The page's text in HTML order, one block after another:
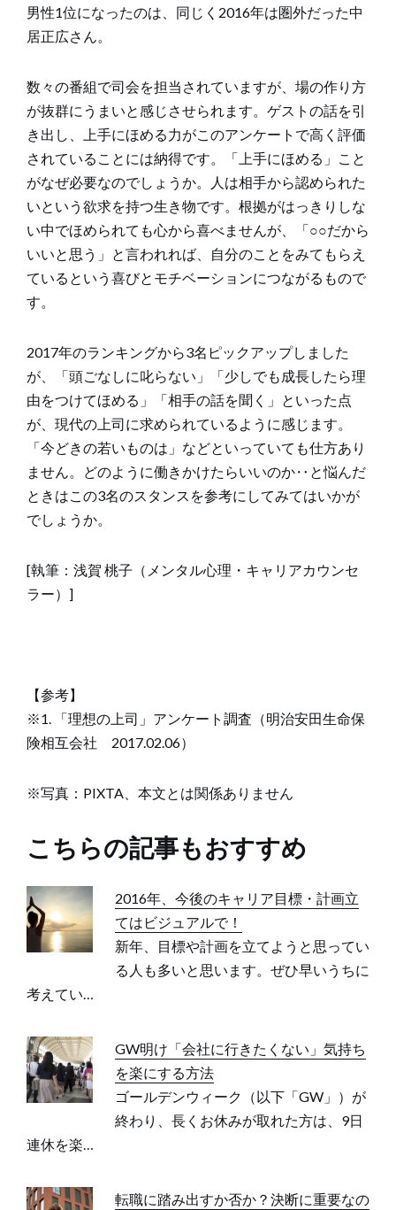
男性1位になったのは、同じく2016年は圏外だった中
居正広さん。
数々の番組で司会を担当されていますが、場の作り方
が抜群にうまいと感じさせられます。ゲストの話を引
き出し、上手にほめる力がこのアンケートで高く評価
されていることには納得です。「上手にほめる」こと
がなぜ必要なのでしょうか。人は相手から認められた
いという欲求を持つ生き物です。根拠がはっきりしな
い中でほめられても心から喜べませんが、「○○だから
いいと思う」と言われれば、自分のことをみてもらえ
ているという喜びとモチベーションにつながるもので
す。
2017年のランキングから3名ピックアップしました
が、「頭ごなしに叱らない」「少しでも成長したら理
由をつけてほめる」「相手の話を聞く」といった点
が、現代の上司に求められているように感じます。
「今どきの若いものは」などといっていても仕方あり
ません。どのように働きかけたらいいのか‥と悩んだ
ときはこの3名のスタンスを参考にしてみてはいかが
でしょうか。
[執筆：浅賀 桃子（メンタル心理・キャリアカウンセ
ラー）]
【参考】
※1. 「理想の上司」アンケート調査（明治安田生命保
険相互会社 2017.02.06）
※写真：PIXTA、本文とは関係ありません
こちらの記事もおすすめ
2016年、今後のキャリア目標・計画立
てはビジュアルで！
新年、目標や計画を立てようと思ってい
る人も多いと思います。ぜひ早いうちに
考えてい…
GW明け「会社に行きたくない」気持ち
を楽にする方法
ゴールデンウィーク（以下「GW」）が
終わり、長くお休みが取れた方は、9日
連休を楽…
転職に踏み出すか否か？決断に重要なの